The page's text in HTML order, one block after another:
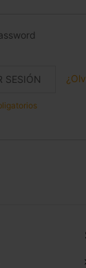
SESIÓN